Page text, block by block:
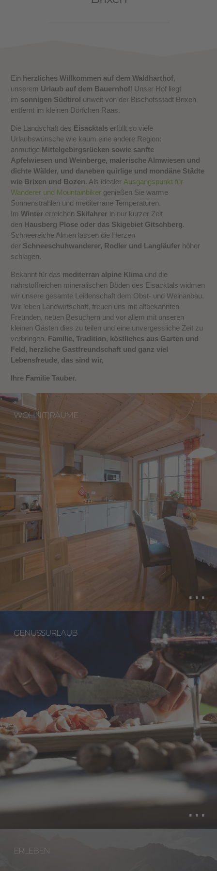
Ein herzliches Willkommen auf dem Waldharthof,
unserem Urlaub auf dem Bauernhof! Unser Hof liegt
im sonnigen Südtirol unweit von der Bischofsstadt Brixen
entfernt im kleinen Dörfchen Raas.
Die Landschaft des Eisacktals erfüllt so viele
Urlaubswünsche wie kaum eine andere Region:
anmutige Mittelgebirgsrücken sowie sanfte
Apfelwiesen und Weinberge, malerische Almwiesen und
dichte Wälder, und daneben quirlige und mondäne Städte
wie Brixen und Bozen. Als idealerAusgangspunkt für
Wanderer und Mountainbiker genießen Sie warme
Sonnenstrahlen und mediterrane Temperaturen.
ImWinter erreichen Skifahrer in nur kurzer Zeit
den Hausberg Plose oder das Skigebiet Gitschberg.
Schneereiche Almen lassen die Herzen
der Schneeschuhwanderer, Rodler und Langläufer höher
schlagen.
Bekannt für das mediterran alpine Klima und die
nährstoffreichen mineralischen Böden des Eisacktals widmen
wir unsere gesamte Leidenschaft dem Obst- und Weinanbau.
Wir leben Landwirtschaft, freuen uns mit altbekannten
Freunden, neuen Besuchern und vor allem mit unseren
kleinen Gästen dies zu teilen und eine unvergessliche Zeit zu
verbringen. Familie, Tradition, köstliches aus Garten und
Feld, herzliche Gastfreundschaft und ganz viel
Lebensfreude, das sind wir,
Ihre Familie Tauber.
WOHN(T)RÄUME
GENUSSURLAUB
ERLEBEN